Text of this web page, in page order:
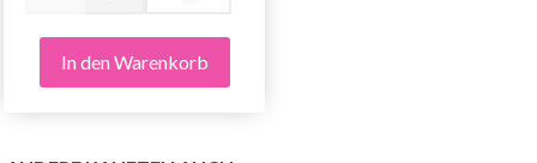
In den Warenkorb